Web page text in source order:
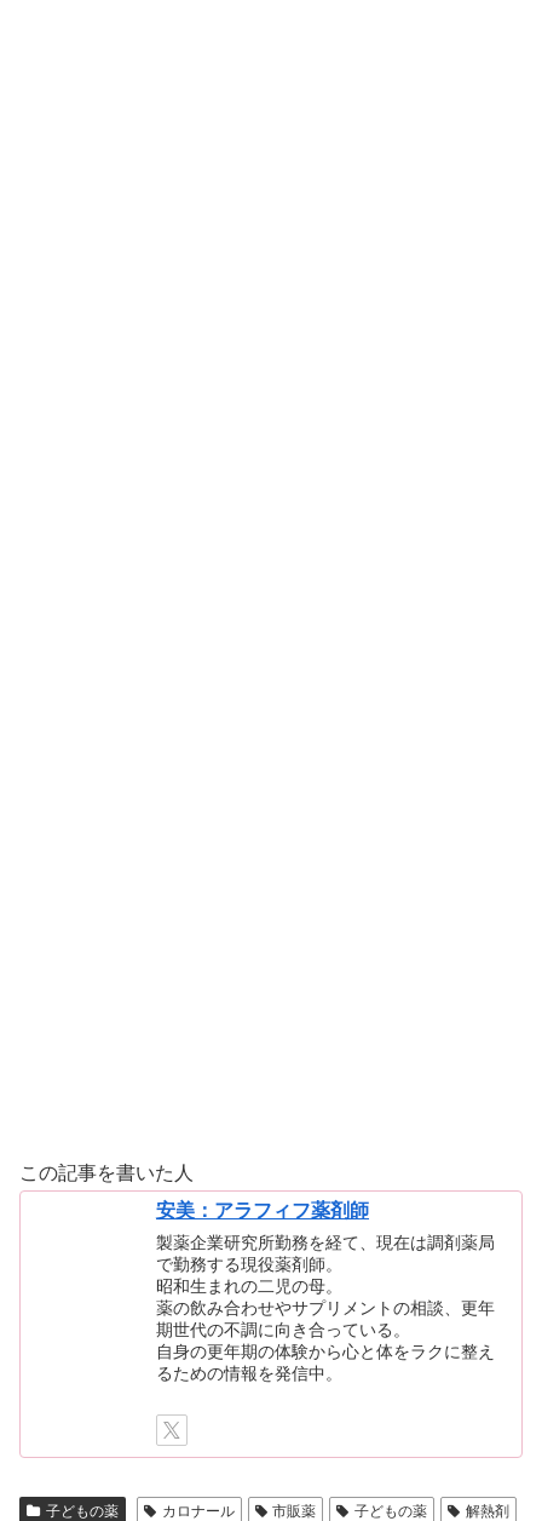
この記事を書いた人
安美：アラフィフ薬剤師
製薬企業研究所勤務を経て、現在は調剤薬局
で勤務する現役薬剤師。
昭和生まれの二児の母。
薬の飲み合わせやサプリメントの相談、更年
期世代の不調に向き合っている。
自身の更年期の体験から心と体をラクに整え
るための情報を発信中。
子どもの薬 カロナール 市販薬 子どもの薬 解熱剤